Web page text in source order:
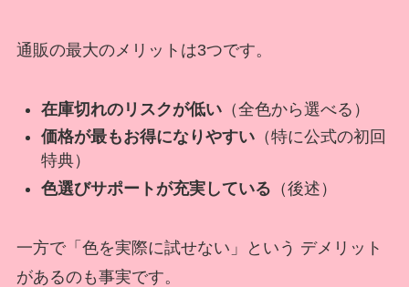
通販の最大のメリットは3つです。
在庫切れのリスクが低い（全色から選べる）
価格が最もお得になりやすい（特に公式の初回
特典）
色選びサポートが充実している （後述）
一方で「色を実際に試せない」という デメリット
があるのも事実です。